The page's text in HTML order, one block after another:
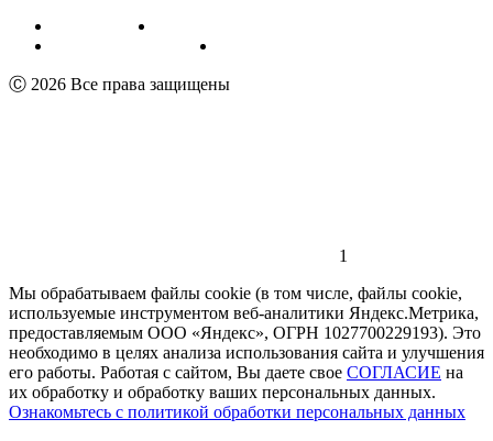
Публичная оферта
Пользовательское соглашение
Ⓒ 2026 Все права защищены
1
Мы обрабатываем файлы cookie (в том числе, файлы cookie,
используемые инструментом веб-аналитики Яндекс.Метрика,
предоставляемым ООО «Яндекс», ОГРН 1027700229193). Это
необходимо в целях анализа использования сайта и улучшения
его работы. Работая с сайтом, Вы даете свое СОГЛАСИЕ на
их обработку и обработку ваших персональных данных.
Ознакомьтесь с политикой обработки персональных данных